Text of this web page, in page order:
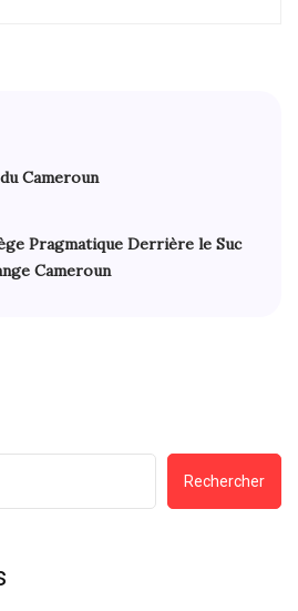
Cameroun
Pragmatique Derrière le Suc
Cameroun
Rechercher